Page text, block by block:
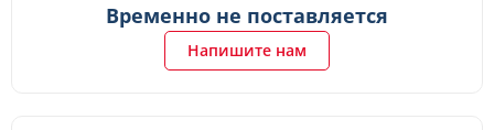
Временно не поставляется
Напишите нам